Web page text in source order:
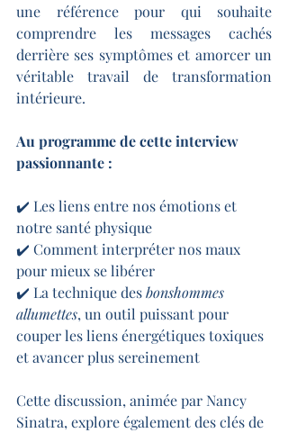
une référence pour qui souhaite
comprendre les messages cachés
derrière ses symptômes et amorcer un
véritable travail de transformation
intérieure.
Au programme de cette interview
passionnante :
✔️ Les liens entre nos émotions et
notre santé physique
✔️ Comment interpréter nos maux
pour mieux se libérer
✔️ La technique des bonshommes
allumettes, un outil puissant pour
couper les liens énergétiques toxiques
et avancer plus sereinement
Cette discussion, animée par Nancy
Sinatra, explore également des clés de